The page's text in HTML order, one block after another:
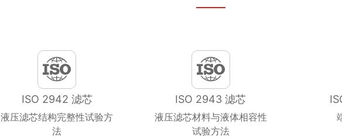
ISO 2942 滤芯
液压滤芯结构完整性试验方
法
ISO 2943 滤芯
液压滤芯材料与液体相容性
试验方法